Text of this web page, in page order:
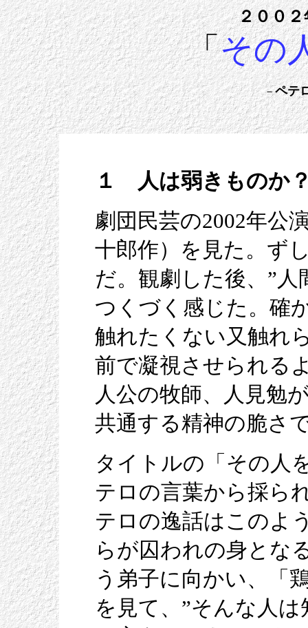
２００
「その
－ペテ
１ 人は弱きものか
劇団民芸の2002年公
十郎作）を見た。ず
だ。観劇した後、”
つくづく感じた。確
触れたくない又触れ
前で凝視させられる
人公の牧師、人見勉
共通する精神の脆さ
タイトルの「その人
テロの言葉から採ら
テロの逸話はこのよ
らが囚われの身とな
う弟子に向かい、「
を見て、”そんな人